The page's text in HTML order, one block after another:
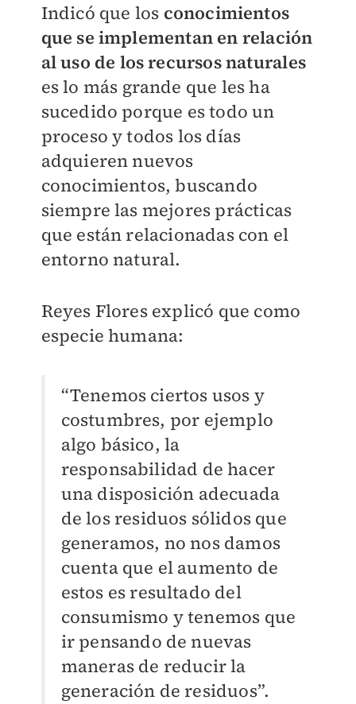
Indicó que los conocimientos
que se implementan en relación
al uso de los recursos naturales
es lo más grande que les ha
sucedido porque es todo un
proceso y todos los días
adquieren nuevos
conocimientos, buscando
siempre las mejores prácticas
que están relacionadas con el
entorno natural.
Reyes Flores explicó que como
especie humana:
“Tenemos ciertos usos y
costumbres, por ejemplo
algo básico, la
responsabilidad de hacer
una disposición adecuada
de los residuos sólidos que
generamos, no nos damos
cuenta que el aumento de
estos es resultado del
consumismo y tenemos que
ir pensando de nuevas
maneras de reducir la
generación de residuos”.